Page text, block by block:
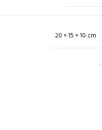
20 × 15 × 10 cm